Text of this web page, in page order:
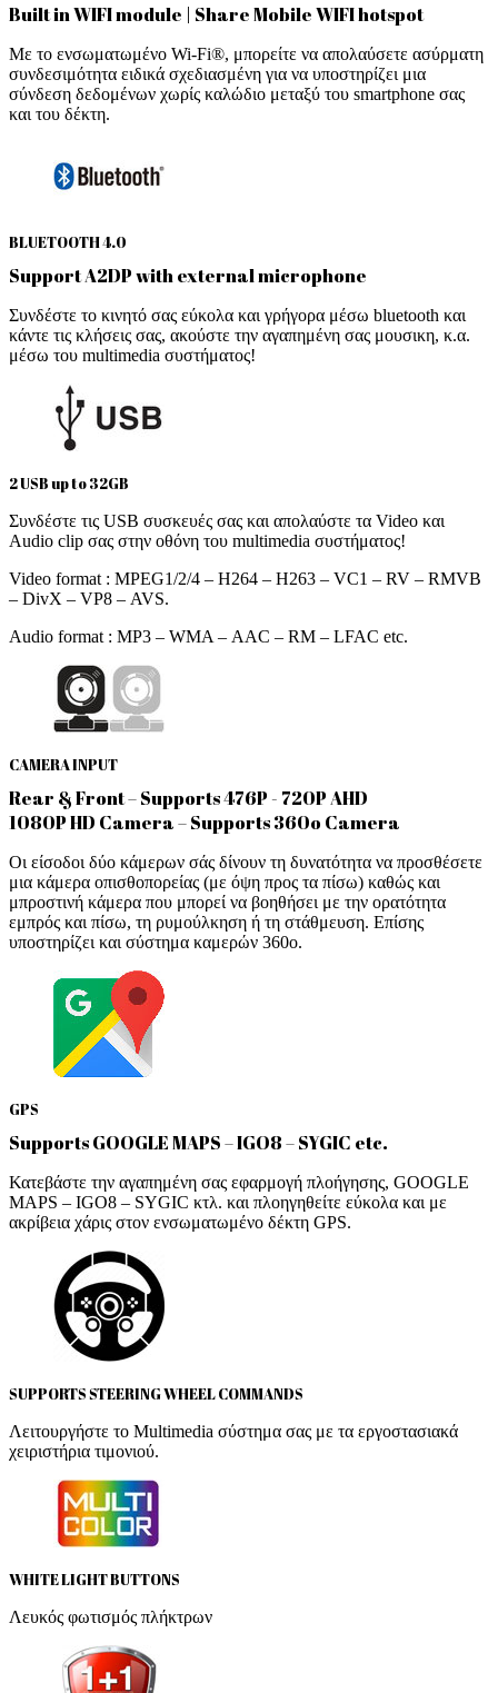
Built in WIFI module | Share Mobile WIFI hotspot
Με το ενσωματωμένο Wi-Fi®, μπορείτε να απολαύσετε ασύρματη
συνδεσιμότητα ειδικά σχεδιασμένη για να υποστηρίζει μια
σύνδεση δεδομένων χωρίς καλώδιο μεταξύ του smartphone σας
και του δέκτη.
BLUETOOTH 4.0
Support A2DP with external microphone
Συνδέστε το κινητό σας εύκολα και γρήγορα μέσω bluetooth και
κάντε τις κλήσεις σας, ακούστε την αγαπημένη σας μουσικη, κ.α.
μέσω του multimedia συστήματος!
2 USB up to 32GB
Συνδέστε τις USB συσκευές σας και απολαύστε τα Video και
Audio clip σας στην οθόνη του multimedia συστήματος!
Video format : MPEG1/2/4 – H264 – H263 – VC1 – RV – RMVB
– DivX – VP8 – AVS.
Audio format : MP3 – WMA – AAC – RM – LFAC etc.
CAMERA INPUT
Rear & Front – Supports 476P - 720P AHD
1080P HD Camera – Supports 360o Camera
Οι είσοδοι δύο κάμερων σάς δίνουν τη δυνατότητα να προσθέσετε
μια κάμερα οπισθοπορείας (με όψη προς τα πίσω) καθώς και
μπροστινή κάμερα που μπορεί να βοηθήσει με την ορατότητα
εμπρός και πίσω, τη ρυμούλκηση ή τη στάθμευση. Επίσης
υποστηρίζει και σύστημα καμερών 360ο.
GPS
Supports GOOGLE MAPS – IGO8 – SYGIC etc.
Κατεβάστε την αγαπημένη σας εφαρμογή πλοήγησης, GOOGLE
MAPS – IGO8 – SYGIC κτλ. και πλοηγηθείτε εύκολα και με
ακρίβεια χάρις στον ενσωματωμένο δέκτη GPS.
SUPPORTS STEERING WHEEL COMMANDS
Λειτουργήστε το Multimedia σύστημα σας με τα εργοστασιακά
χειριστήρια τιμονιού.
WHITE LIGHT BUTTONS
Λευκός φωτισμός πλήκτρων